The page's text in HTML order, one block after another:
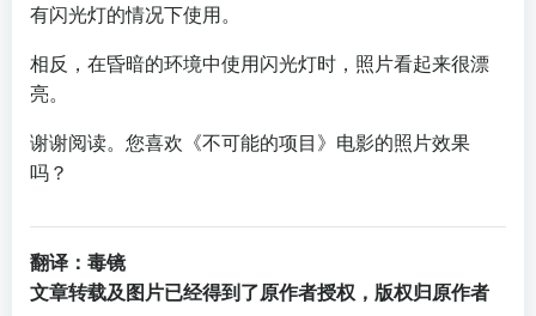
有闪光灯的情况下使用。
相反，在昏暗的环境中使用闪光灯时，照片看起来很漂
亮。
谢谢阅读。您喜欢《不可能的项目》电影的照片效果
吗？
翻译：毒镜
文章转载及图片已经得到了原作者授权，版权归原作者